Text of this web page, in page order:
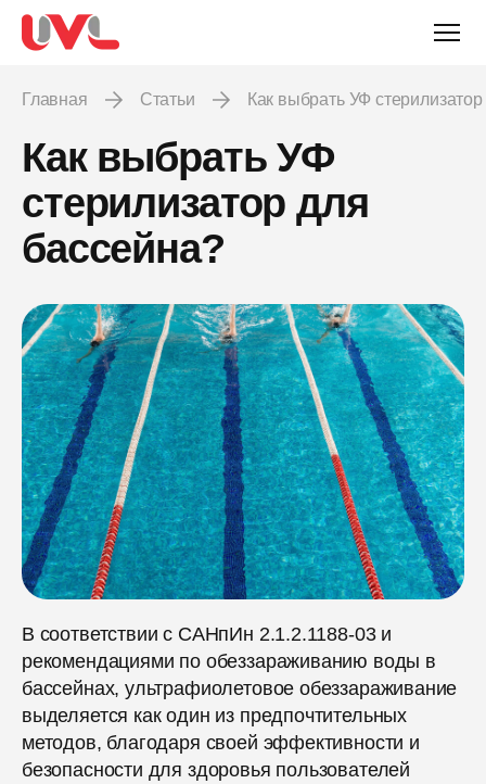
Главная Статьи Как выбрать УФ
Как выбрать УФ
стерилизатор для
бассейна?
В соответствии с САНпИн 2.1.2.1188-03 и
рекомендациями по обеззараживанию воды в
бассейнах, ультрафиолетовое обеззараживание
выделяется как один из предпочтительных
методов, благодаря своей эффективности и
безопасности для здоровья пользователей